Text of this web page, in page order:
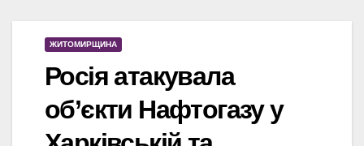
ЖИТОМИРЩИНА
Росія атакувала
об’єкти Нафтогазу у